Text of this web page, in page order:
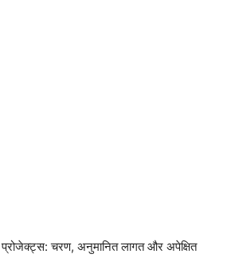
चरण, अनुमानित लागत और अपेक्षित